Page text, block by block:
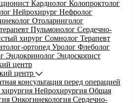
Кардиолог Колопроктолог
Нейрохирург Нефролог
Отоларинголог
Пульмонолог Сердечно-
хирург Сомнолог Терапевт
ортопед Уролог Флеболог
Эндокринолог Эндоскопист
центр
центр
консультация перед операцией
Нейрохирургия Общая
Онкогинекология Сердечно-